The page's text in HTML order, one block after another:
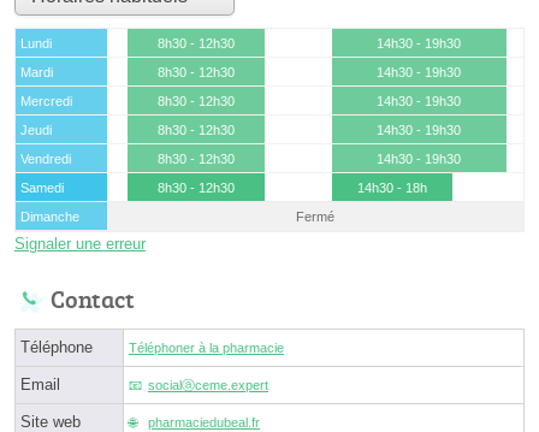
Lundi 8h30 - 12h30
14h30 - 19h30
Mardi
8h30 - 12h30
14h30 - 19h30
Mercredi
8h30 - 12h30
14h30 - 19h30
Jeudi
8h30 - 12h30
14h30 - 19h30
Vendredi
8h30 - 12h30
14h30 - 19h30
Samedi
8h30 - 12h30
14h30 - 18h
Dimanche
Fermé
Signaler une erreur
Contact
Téléphone Téléphoner à la pharmacie
Email socialⓐceme.expert
Site web pharmaciedubeal.fr